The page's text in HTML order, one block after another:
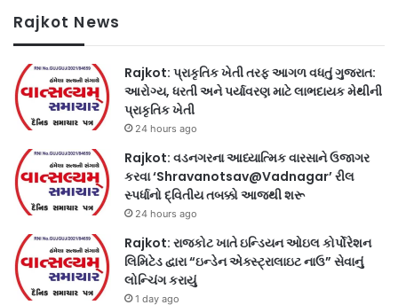
Rajkot News
Rajkot: પ્રાકૃતિક ખેતી તરફ આગળ વધતું ગુજરાત:
આરોગ્ય, ધરતી અને પર્યાવરણ માટે લાભદાયક મેથીની
પ્રાકૃતિક ખેતી
24 hours ago
Rajkot: વડનગરના આધ્યાત્મિક વારસાને ઉજાગર
કરવા ‘Shravanotsav@Vadnagar’ રીલ
સ્પર્ધાનો દ્વિતીય તબક્કો આજથી શરૂ
24 hours ago
Rajkot: રાજકોટ ખાતે ઇન્ડિયન ઓઇલ કોર્પોરેશન
લિમિટેડ દ્વારા “ઇન્ડેન એક્સ્ટ્રાલાઇટ નાઉ” સેવાનું
લોન્ચિંગ કરાયું
1 day ago